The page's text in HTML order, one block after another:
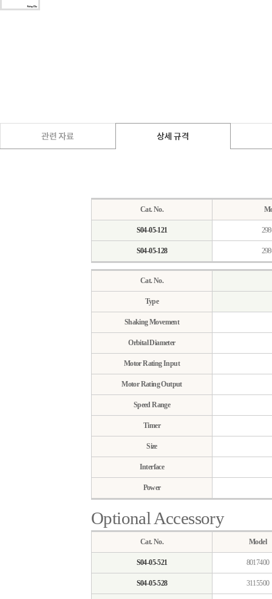
Cat. No.
S04-05-121
S04-05-128
Cat. No.
Type
Shaking Movement
Orbital Diameter
Motor Rating Input
Motor Rating Output
Speed Range
Timer
Size
Interface
Power
Optional Accessory
Cat. No. Model
S04-05-521 8017400
S04-05-528 3115500